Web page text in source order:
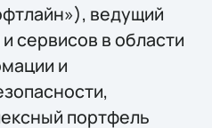
ведущий
сервисов в области
и
портфель